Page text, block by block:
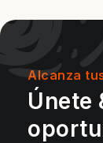
Alcanza
Únete